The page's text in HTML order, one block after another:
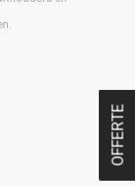
OFFERTE